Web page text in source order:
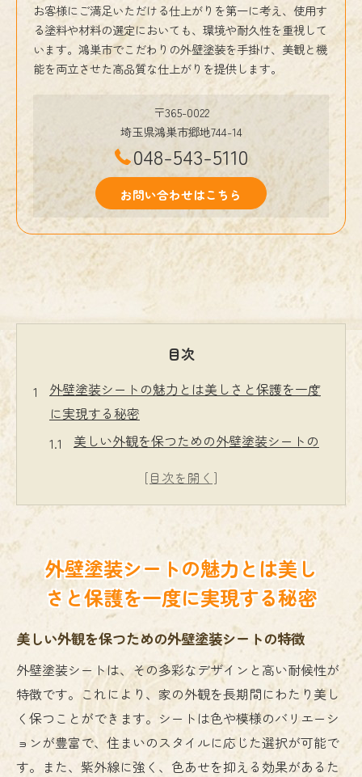
お客様にご満足いただける仕上がりを第一に考え、使用す
る塗料や材料の選定においても、環境や耐久性を重視して
います。鴻巣市でこだわりの外壁塗装を手掛け、美観と機
能を両立させた高品質な仕上がりを提供します。
〒365-0022
埼玉県鴻巣市郷地744-14
048-543-5110
お問い合わせはこちら
目次
外壁塗装シートの魅力とは美しさと保護を一度
に実現する秘密
美しい外観を保つための外壁塗装シートの
外壁塗装シートが選ばれる理由
従来の塗装と外壁塗装シートの違い
外壁塗装シートで家のイメージを一新する
方法
環境に優しい外壁塗装シートの選び方
住まいを輝かせる外壁塗装シート選びのポイン
ト
色や模様の選び方と組み合わせのコツ
外壁塗装シートの素材別おすすめ
耐久性を考慮した外壁塗装シートの選び方
外壁塗装シートの魅力とは美し
さと保護を一度に実現する秘密
美しい外観を保つための外壁塗装シートの特徴
外壁塗装シートは、その多彩なデザインと高い耐候性が
特徴です。これにより、家の外観を長期間にわたり美し
く保つことができます。シートは色や模様のバリエーシ
ョンが豊富で、住まいのスタイルに応じた選択が可能で
す。また、紫外線に強く、色あせを抑える効果があるた